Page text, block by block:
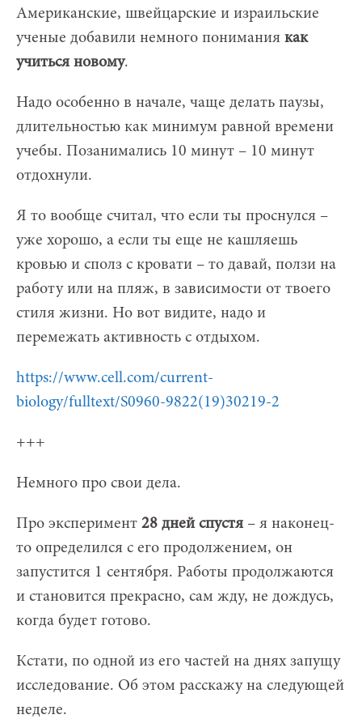
Американские, швейцарские и израильские
ученые добавили немного понимания как
учиться новому.
Надо особенно в начале, чаще делать паузы,
длительностью как минимум равной времени
учебы. Позанимались 10 минут – 10 минут
отдохнули.
Я то вообще считал, что если ты проснулся –
уже хорошо, а если ты еще не кашляешь
кровью и сполз с кровати – то давай, ползи на
работу или на пляж, в зависимости от твоего
стиля жизни. Но вот видите, надо и
перемежать активность с отдыхом.
https://www.cell.com/current-
biology/fulltext/S0960-9822(19)30219-2
+++
Немного про свои дела.
Про эксперимент 28 дней спустя – я наконец-
то определился с его продолжением, он
запустится 1 сентября. Работы продолжаются
и становится прекрасно, сам жду, не дождусь,
когда будет готово.
Кстати, по одной из его частей на днях запущу
исследование. Об этом расскажу на следующей
неделе.